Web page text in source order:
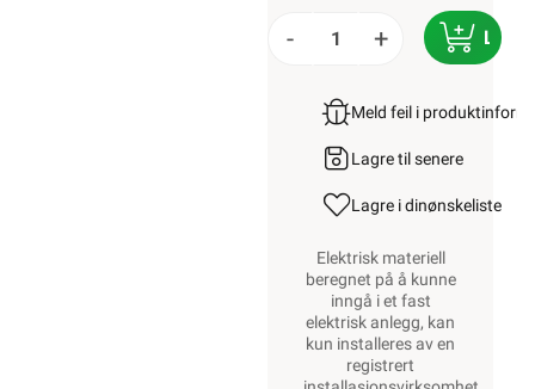
- +
Meld feil i
Lagre til senere
Lagre i dinønskeliste
Elektrisk materiell
beregnet på å kunne
inngå i et fast
elektrisk anlegg, kan
kun installeres av en
registrert